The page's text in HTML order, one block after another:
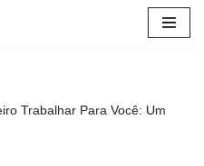
Trabalhar Para Você: Um